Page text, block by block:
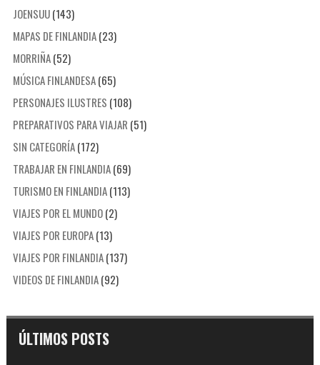
JOENSUU(143)
MAPAS DE FINLANDIA(23)
MORRIÑA(52)
MÚSICA FINLANDESA(65)
PERSONAJES ILUSTRES (108)
PREPARATIVOS PARA VIAJAR (51)
SIN CATEGORÍA(172)
TRABAJAR EN FINLANDIA(69)
TURISMO EN FINLANDIA(113)
VIAJES POR EL MUNDO(2)
VIAJES POR EUROPA(13)
VIAJES POR FINLANDIA(137)
VIDEOS DE FINLANDIA(92)
ÚLTIMOS POSTS